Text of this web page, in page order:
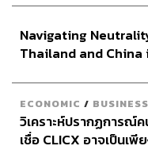
Navigating
Thailand and China
ECONOMIC / BUSINESS
วิเคราะห์ปรากฏการณ์
เชื่อ CLICX อาจเป็นเ